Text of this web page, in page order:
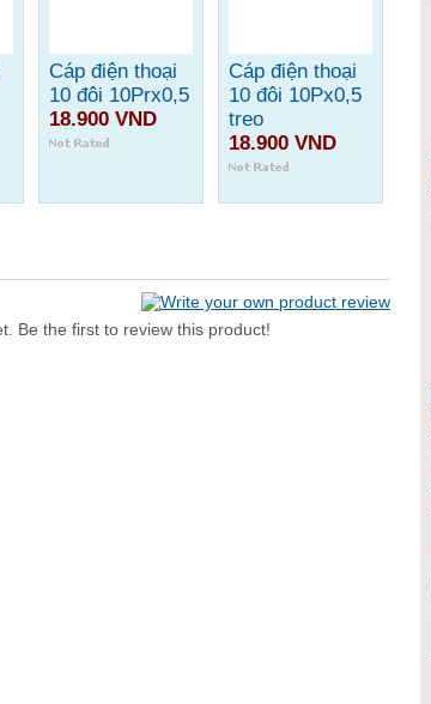
Cáp điện thoại
10 đôi 10Prx0,5
18.900 VND
Cáp điện thoại
10 đôi 10Px0,5
treo
18.900 VND
Be the first to review this product!